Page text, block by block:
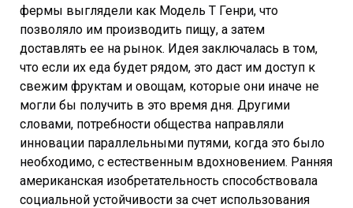
фермы выглядели как Модель Т Генри, что
позволяло им производить пищу, а затем
доставлять ее на рынок. Идея заключалась в том,
что если их еда будет рядом, это даст им доступ к
свежим фруктам и овощам, которые они иначе не
могли бы получить в это время дня. Другими
словами, потребности общества направляли
инновации параллельными путями, когда это было
необходимо, с естественным вдохновением. Ранняя
американская изобретательность способствовала
социальной устойчивости за счет использования